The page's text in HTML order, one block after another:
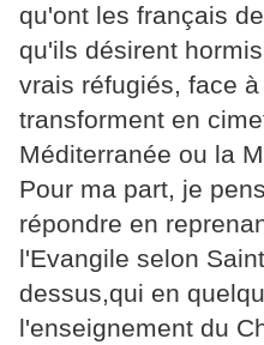
qu'ont les français
qu'ils désirent
vrais réfugiés, face
transforment en
Méditerranée ou la
Pour ma part, je
répondre en
l'Evangile selon
dessus,qui en
l'enseignement du